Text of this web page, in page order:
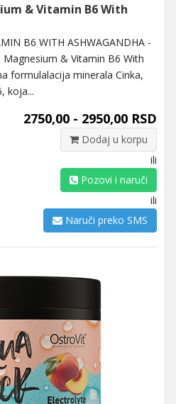
& Vitamin B6 With
B6 WITH ASHWAGANDHA -
Magnesium & Vitamin B6 With
formulalacija minerala Cinka,
koja...
2750,00 - 2950,00 RSD
Dodaj u korpu
ili
Pozovi i naruči
ili
Naruči preko SMS